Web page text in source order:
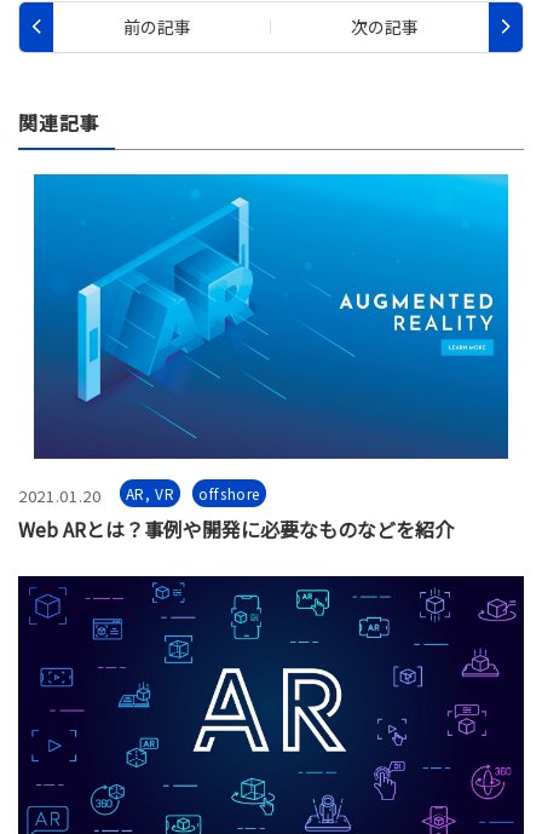
関連記事
2021.01.20 AR, VR offshore
Web ARとは？事例や開発に必要なものなどを紹介